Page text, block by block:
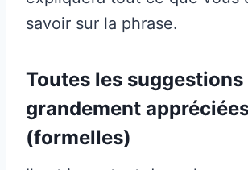
savoir sur la phrase.
Toutes les
grandement
(formelles)